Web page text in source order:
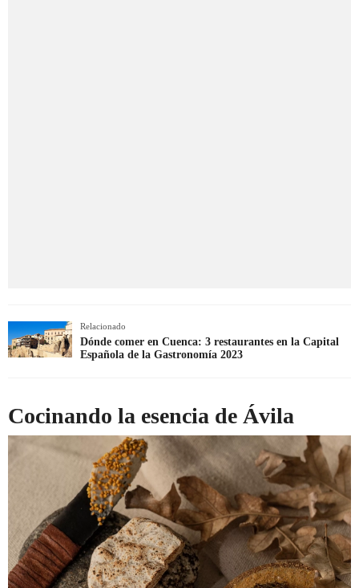
Relacionado
Dónde comer en Cuenca: 3 restaurantes en la Capital
Española de la Gastronomía 2023
Cocinando la esencia de Ávila